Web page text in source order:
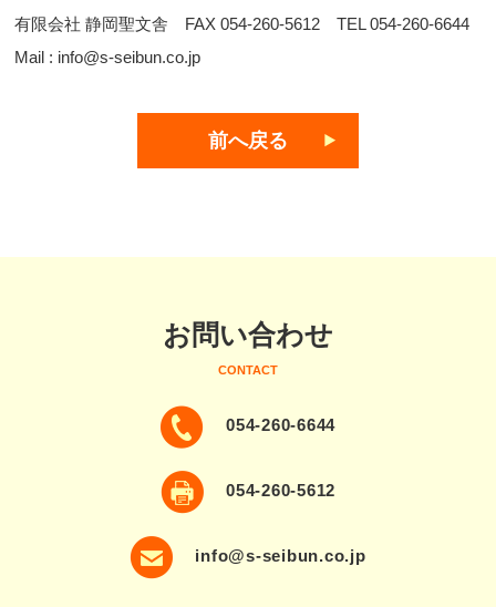
有限会社 静岡聖文舎 FAX 054-260-5612 TEL 054-260-6644
Mail : info@s-seibun.co.jp
前へ戻る
お問い合わせ
CONTACT
054-260-6644
054-260-5612
info@s-seibun.co.jp